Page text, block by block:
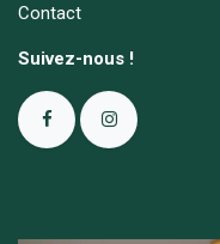
Contact
Suivez-nous !